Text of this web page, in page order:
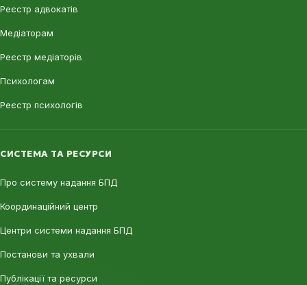
Реєстр адвокатів
Медіаторам
Реєстр медіаторів
Психологам
Реєстр психологів
СИСТЕМА ТА РЕСУРСИ
Про систему надання БПД
Координаційний центр
Центри системи надання БПД
Постанови та ухвали
Публікації та ресурси